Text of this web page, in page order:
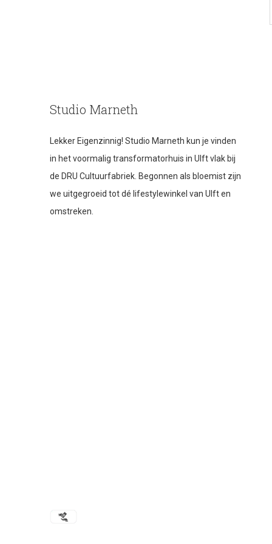
Studio Marneth
Lekker Eigenzinnig! Studio Marneth kun je vinden
in het voormalig transformatorhuis in Ulft vlak bij
de DRU Cultuurfabriek. Begonnen als bloemist zijn
we uitgegroeid tot dé lifestylewinkel van Ulft en
omstreken.